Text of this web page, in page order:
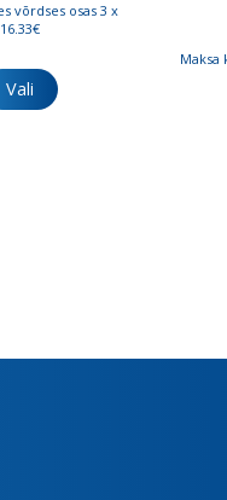
49.00€
võrdses osas 3 x
16.33€
Vali
tootel
Maksa